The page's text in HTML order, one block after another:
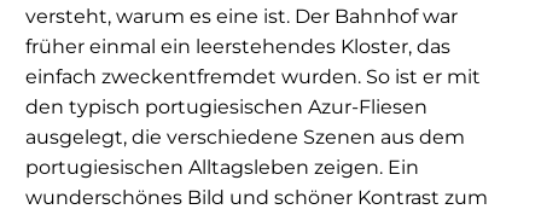
versteht, warum es eine ist. Der Bahnhof war
früher einmal ein leerstehendes Kloster, das
einfach zweckentfremdet wurden. So ist er mit
den typisch portugiesischen Azur-Fliesen
ausgelegt, die verschiedene Szenen aus dem
portugiesischen Alltagsleben zeigen. Ein
wunderschönes Bild und schöner Kontrast zum